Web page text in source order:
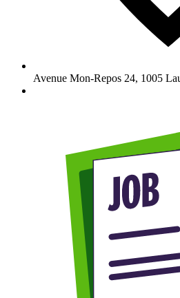
Avenue Mon-Repos 24, 1005